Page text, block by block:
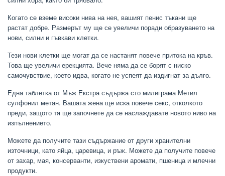
Когато се вземе високи нива на нея, вашият пенис тъкани ще
растат добре. Размерът му ще се увеличи поради образуването на
нови, силни и гъвкави клетки.
Тези нови клетки ще могат да се настанят повече притока на кръв.
Това ще увеличи ерекцията. Вече няма да се борят с ниско
самочувствие, което идва, когато не успеят да издигнат за дълго.
Една таблетка от Мъж Екстра съдържа сто милиграма Метил
сулфонил метан. Вашата жена ще иска повече секс, отколкото
преди, защото тя ще започнете да се наслаждавате новото ниво на
изпълнението.
Можете да получите тази съдържание от други хранителни
източници, като яйца, царевица, и ръж. Можете да получите повече
от захар, мая, консерванти, изкуствени аромати, пшеница и млечни
продукти.